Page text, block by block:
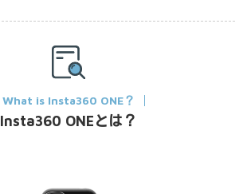
What is Insta360 ONE？
Insta360 ONEとは？